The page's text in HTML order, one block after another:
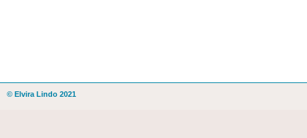
© Elvira Lindo 2021